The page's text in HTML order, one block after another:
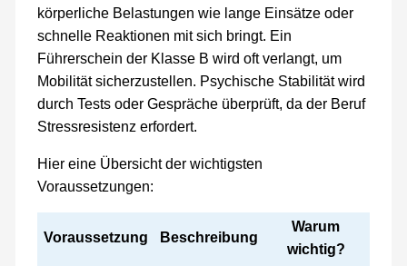
körperliche Belastungen wie lange Einsätze oder
schnelle Reaktionen mit sich bringt. Ein
Führerschein der Klasse B wird oft verlangt, um
Mobilität sicherzustellen. Psychische Stabilität wird
durch Tests oder Gespräche überprüft, da der Beruf
Stressresistenz erfordert.
Hier eine Übersicht der wichtigsten
Voraussetzungen:
Voraussetzung Beschreibung
Warum
wichtig?